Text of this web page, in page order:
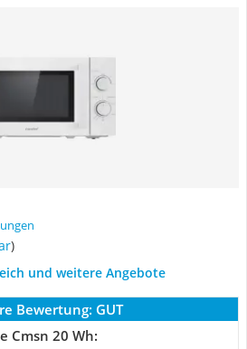
)
und weitere Angebote
Bewertung: GUT
Cmsn 20 Wh: